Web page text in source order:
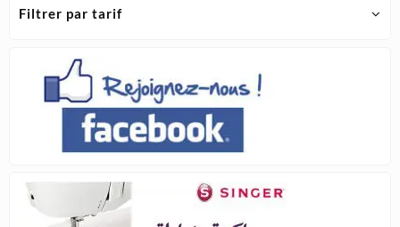
Filtrer par tarif